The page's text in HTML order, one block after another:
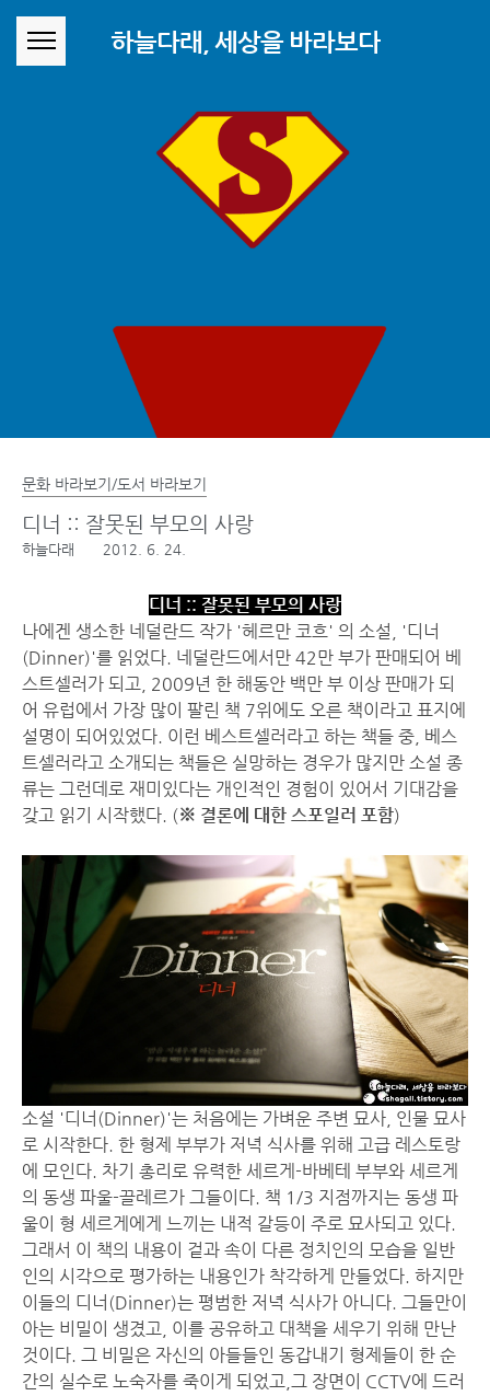
하늘다래, 세상을 바라보다
문화 바라보기/도서 바라보기
디너 :: 잘못된 부모의 사랑
하늘다래 2012. 6. 24.
디너 :: 잘못된 부모의 사랑
나에겐 생소한 네덜란드 작가 '헤르만 코흐' 의 소설, '디너
(Dinner)'를 읽었다. 네덜란드에서만 42만 부가 판매되어 베
스트셀러가 되고, 2009년 한 해동안 백만 부 이상 판매가 되
어 유럽에서 가장 많이 팔린 책 7위에도 오른 책이라고 표지에
설명이 되어있었다. 이런 베스트셀러라고 하는 책들 중, 베스
트셀러라고 소개되는 책들은 실망하는 경우가 많지만 소설 종
류는 그런데로 재미있다는 개인적인 경험이 있어서 기대감을
갖고 읽기 시작했다. (※ 결론에 대한 스포일러 포함)
소설 '디너(Dinner)'는 처음에는 가벼운 주변 묘사, 인물 묘사
로 시작한다. 한 형제 부부가 저녁 식사를 위해 고급 레스토랑
에 모인다. 차기 총리로 유력한 세르게-바베테 부부와 세르게
의 동생 파울-끌레르가 그들이다. 책 1/3 지점까지는 동생 파
울이 형 세르게에게 느끼는 내적 갈등이 주로 묘사되고 있다.
그래서 이 책의 내용이 겉과 속이 다른 정치인의 모습을 일반
인의 시각으로 평가하는 내용인가 착각하게 만들었다. 하지만
이들의 디너(Dinner)는 평범한 저녁 식사가 아니다. 그들만이
아는 비밀이 생겼고, 이를 공유하고 대책을 세우기 위해 만난
것이다. 그 비밀은 자신의 아들들인 동갑내기 형제들이 한 순
간의 실수로 노숙자를 죽이게 되었고,그 장면이 CCTV에 드러